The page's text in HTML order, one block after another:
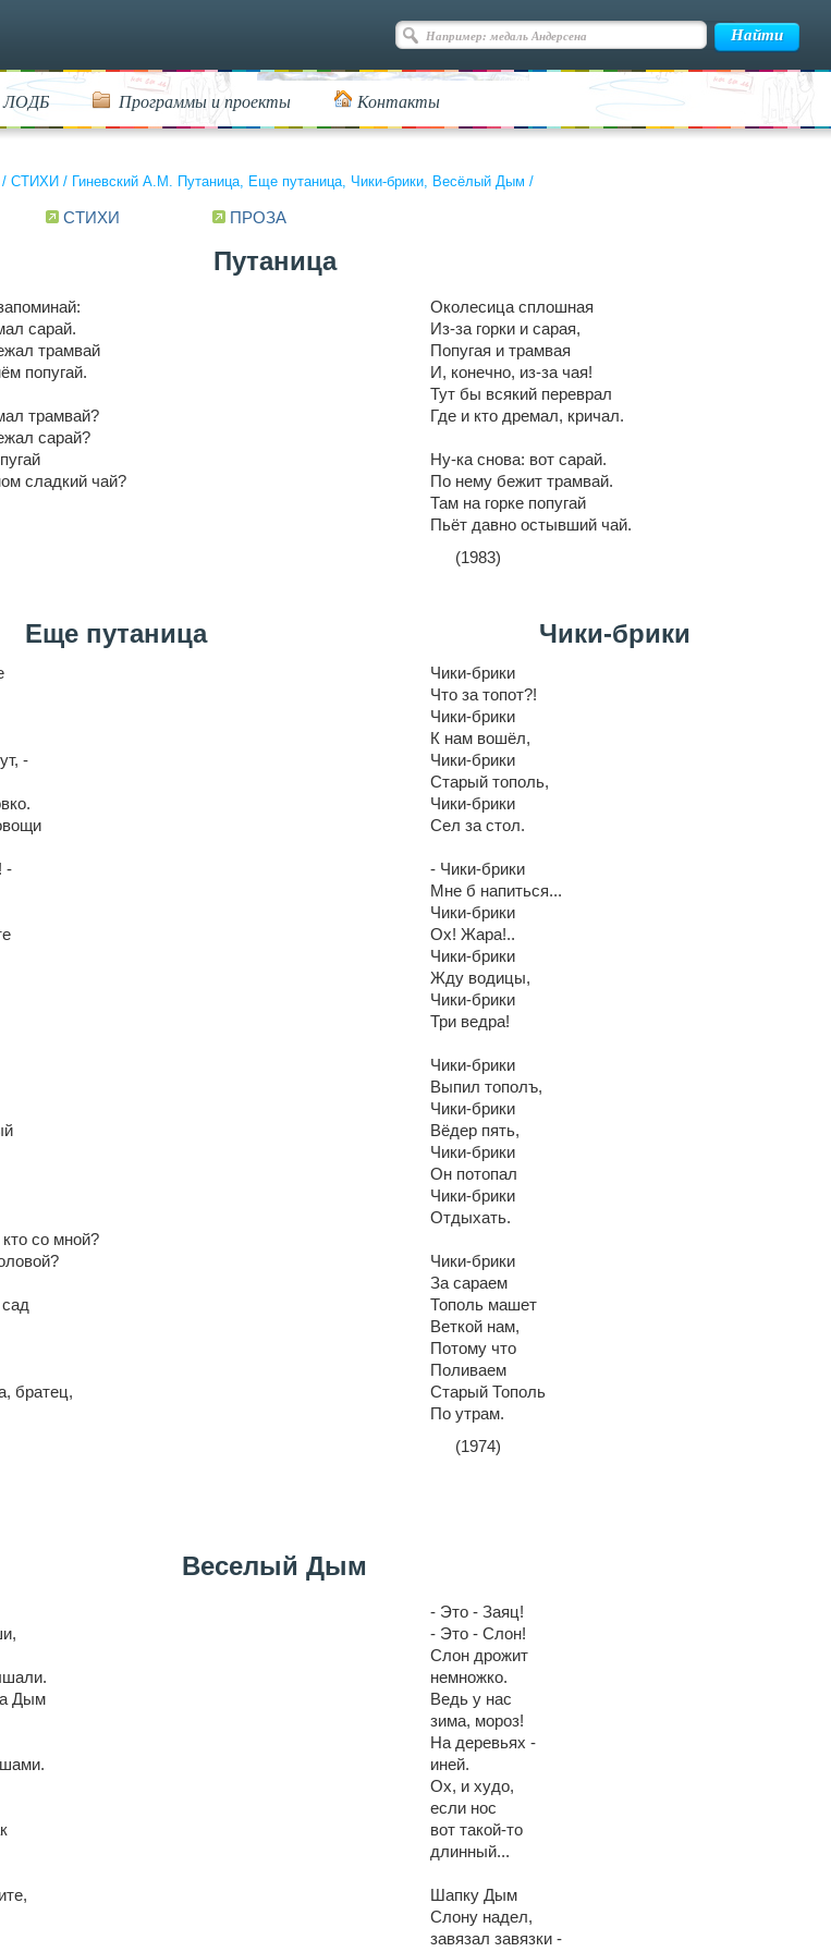
ЛОДБ Программы и проекты Контакты
/ СТИХИ / Гиневский А.М. Путаница, Еще путаница, Чики-брики, Весёлый Дым /
СТИХИ ПРОЗА
Путаница
сарай.
трамвай
попугай.
трамвай?
сарай?
сладкий чай?
Околесица сплошная
Из-за горки и сарая,
Попугая и трамвая
И, конечно, из-за чая!
Тут бы всякий переврал
Где и кто дремал, кричал.
Ну-ка снова: вот сарай.
По нему бежит трамвай.
Там на горке попугай
Пьёт давно остывший чай.
(1983)
Еще путаница
-
-
со мной?
братец,
Чики-брики
Чики-брики
Что за топот?!
Чики-брики
К нам вошёл,
Чики-брики
Старый тополь,
Чики-брики
Сел за стол.
- Чики-брики
Мне б напиться...
Чики-брики
Ох! Жара!..
Чики-брики
Жду водицы,
Чики-брики
Три ведра!
Чики-брики
Выпил тополъ,
Чики-брики
Вёдер пять,
Чики-брики
Он потопал
Чики-брики
Отдыхать.
Чики-брики
За сараем
Тополь машет
Веткой нам,
Потому что
Поливаем
Старый Тополь
По утрам.
(1974)
Веселый Дым
Дым
- Это - Заяц!
- Это - Слон!
Слон дрожит
немножко.
Ведь у нас
зима, мороз!
На деревьях -
иней.
Ох, и худо,
если нос
вот такой-то
длинный...
Шапку Дым
Слону надел,
завязал завязки -